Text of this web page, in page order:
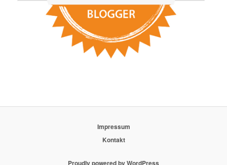
Impressum
Kontakt
Proudly powered by WordPress